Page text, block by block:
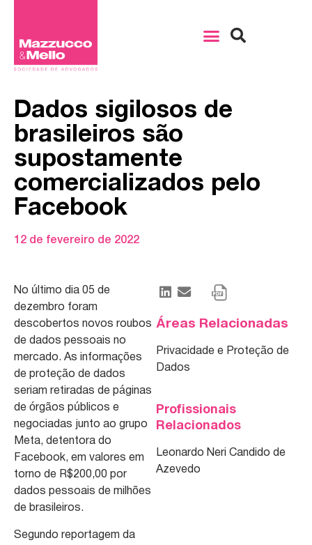
Dados sigilosos de
brasileiros são
supostamente
comercializados pelo
Facebook
12 de fevereiro de 2022
No último dia 05 de
dezembro foram
descobertos novos roubos
de dados pessoais no
mercado. As informações
de proteção de dados
seriam retiradas de páginas
de órgãos públicos e
negociadas junto ao grupo
Meta, detentora do
Facebook, em valores em
torno de R$200,00 por
dados pessoais de milhões
de brasileiros.
Segundo reportagem da
Áreas Relacionadas
Privacidade e Proteção de
Dados
Profissionais
Relacionados
Leonardo Neri Candido de
Azevedo